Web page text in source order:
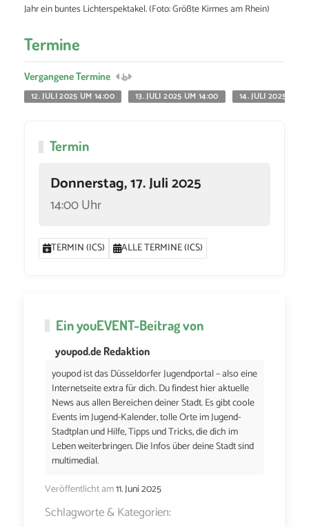
Jahr ein buntes Lichterspektakel. (Foto: Größte Kirmes am Rhein)
Termine
Vergangene Termine
12. JULI 2025 UM 14:00
13. JULI 2025 UM 14:00 14. JULI 2025 UM
Termin
Donnerstag, 17. Juli 2025
14:00 Uhr
TERMIN (ICS) ALLE TERMINE (ICS)
EinyouEVENT-Beitrag von
youpod.de Redaktion
youpod ist das Düsseldorfer Jugendportal – also eine
Internetseite extra für dich. Du findest hier aktuelle
News aus allen Bereichen deiner Stadt. Es gibt coole
Events im Jugend-Kalender, tolle Orte im Jugend-
Stadtplan und Hilfe, Tipps und Tricks, die dich im
Leben weiterbringen. Die Infos über deine Stadt sind
multimedial.
Veröffentlicht am11. Juni 2025
Schlagworte & Kategorien: